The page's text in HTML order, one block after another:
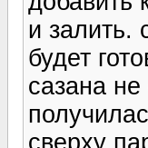
и залить.
будет
сазана
сверху